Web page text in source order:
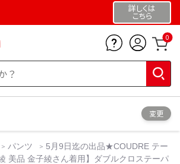
詳しくは
こちら
0
変更
パンツ
5月9日迄の出品★COUDRE テー
美品 金子綾さん着用】ダブルクロステーパ